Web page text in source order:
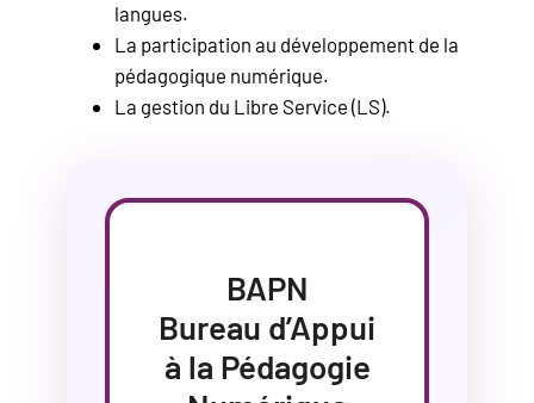
langues.
La participation au développement de la
pédagogique numérique.
La gestion du Libre Service (LS).
BAPN
Bureau d’Appui
à la Pédagogie